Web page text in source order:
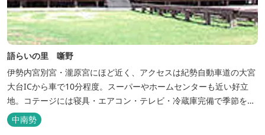
語らいの里 噺野
伊勢内宮別宮・瀧原宮にほど近く、アクセスは紀勢自動車道の大宮
大台ICから車で10分程度。スーパーやホームセンターも近い好立
地。コテージには寝具・エアコン・テレビ・冷蔵庫完備で季節を問
わず楽しめます。 食器・調理器具の揃った自炊棟や24時間利用可
能なシャワールームなど充実の設備で快適にお過ごしいただけま
中南勢